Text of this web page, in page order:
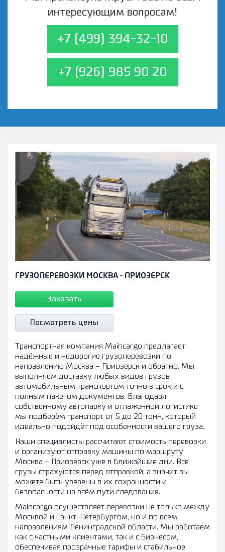
интересующим вопросам!
+7 (499) 394-32-10
+7 (926) 985 90 20
ГРУЗОПЕРЕВОЗКИ МОСКВА - ПРИОЗЕРСК
Заказать
Посмотреть цены
Транспортная компания Maincargo предлагает
надёжные и недорогие грузоперевозки по
направлению Москва – Приозерск и обратно. Мы
выполняем доставку любых видов грузов
автомобильным транспортом точно в срок и с
полным пакетом документов. Благодаря
собственному автопарку и отлаженной логистике
мы подберём транспорт от 5 до 20 тонн, который
идеально подойдёт под особенности вашего груза.
Наши специалисты рассчитают стоимость перевозки
и организуют отправку машины по маршруту
Москва – Приозерск уже в ближайшие дни. Все
грузы страхуются перед отправкой, а значит вы
можете быть уверены в их сохранности и
безопасности на всём пути следования.
Maincargo осуществляет перевозки не только между
Москвой и Санкт-Петербургом, но и по всем
направлениям Ленинградской области. Мы работаем
как с частными клиентами, так и с бизнесом,
обеспечивая прозрачные тарифы и стабильное